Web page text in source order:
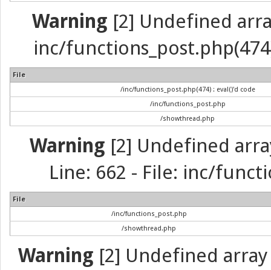
Warning [2] Undefined
inc/
File
/inc/functions_post.php(474) : eval()'d code
/inc/functions_post.php
/showthread.php
Warning [2] Undefined
Line: 662 - File: inc/
File
/inc/functions_post.php
/showthread.php
Warning [2] Undefined